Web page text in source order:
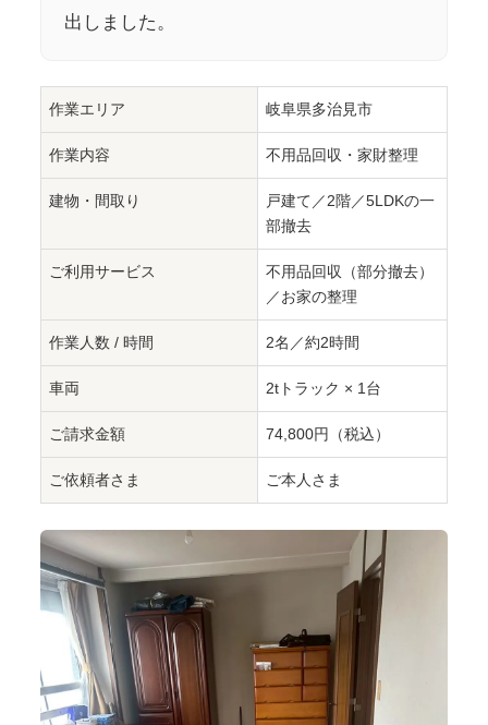
出しました。
作業エリア 岐阜県多治見市
作業内容 不用品回収・家財整理
建物・間取り
戸建て／2階／5LDKの一
部撤去
ご利用サービス
不用品回収（部分撤去）
／お家の整理
作業人数 / 時間 2名／約2時間
車両 2tトラック × 1台
ご請求金額 74,800円（税込）
ご依頼者さま ご本人さま